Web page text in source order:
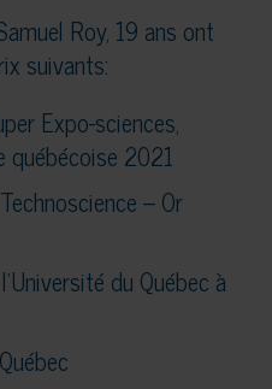
Roy, 19 ans ont
suivants:
Expo-sciences,
québécoise 2021
– Or
du Québec à